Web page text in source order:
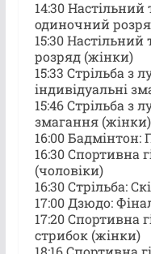
14:30 Настільний
одиночний
15:30
розряд (жінки)
15:33 Стрільба з
індивідуальні
15:46 Стрільба з
змагання (жінки)
16:00 Бадмінтон:
16:30 Спортивна
(чоловіки)
16:30 Стрільба:
17:00 Дзюдо:
17:20 Спортивна
стрибок (жінки)